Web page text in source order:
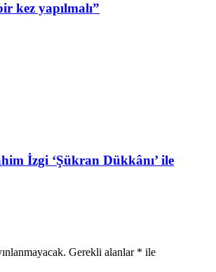
kez yapılmalı”
İzgi ‘Şükran Dükkânı’ ile
Gerekli alanlar * ile